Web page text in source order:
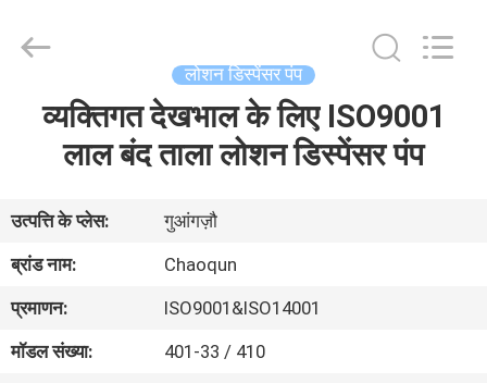
हमारे
बारे
Industry
Reserved.
लोशन डिस्पेंसर पंप
व्यक्तिगत देखभाल के लिए ISO9001
लाल बंद ताला लोशन डिस्पेंसर पंप
उत्पत्ति के प्लेस:
गुआंगज़ौ
ब्रांड नाम:
Chaoqun
प्रमाणन:
ISO9001&ISO14001
मॉडल संख्या:
401-33 / 410